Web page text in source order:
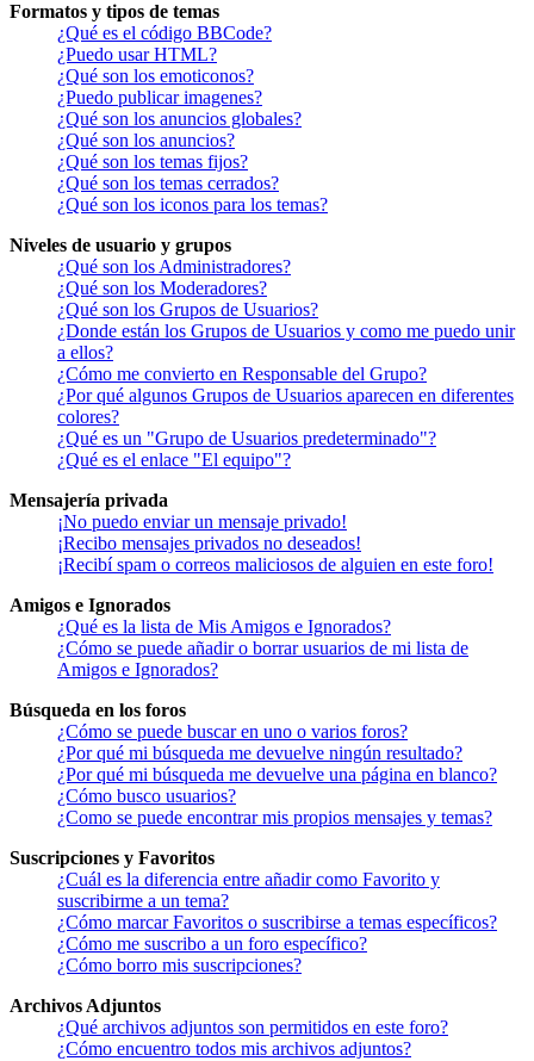
Formatos y tipos de temas
¿Qué es el código BBCode?
¿Puedo usar HTML?
¿Qué son los emoticonos?
¿Puedo publicar imagenes?
¿Qué son los anuncios globales?
¿Qué son los anuncios?
¿Qué son los temas fijos?
¿Qué son los temas cerrados?
¿Qué son los iconos para los temas?
Niveles de usuario y grupos
¿Qué son los Administradores?
¿Qué son los Moderadores?
¿Qué son los Grupos de Usuarios?
¿Donde están los Grupos de Usuarios y como me puedo unir
a ellos?
¿Cómo me convierto en Responsable del Grupo?
¿Por qué algunos Grupos de Usuarios aparecen en diferentes
colores?
¿Qué es un "Grupo de Usuarios predeterminado"?
¿Qué es el enlace "El equipo"?
Mensajería privada
¡No puedo enviar un mensaje privado!
¡Recibo mensajes privados no deseados!
¡Recibí spam o correos maliciosos de alguien en este foro!
Amigos e Ignorados
¿Qué es la lista de Mis Amigos e Ignorados?
¿Cómo se puede añadir o borrar usuarios de mi lista de
Amigos e Ignorados?
Búsqueda en los foros
¿Cómo se puede buscar en uno o varios foros?
¿Por qué mi búsqueda me devuelve ningún resultado?
¿Por qué mi búsqueda me devuelve una página en blanco?
¿Cómo busco usuarios?
¿Como se puede encontrar mis propios mensajes y temas?
Suscripciones y Favoritos
¿Cuál es la diferencia entre añadir como Favorito y
suscribirme a un tema?
¿Cómo marcar Favoritos o suscribirse a temas específicos?
¿Cómo me suscribo a un foro específico?
¿Cómo borro mis suscripciones?
Archivos Adjuntos
¿Qué archivos adjuntos son permitidos en este foro?
¿Cómo encuentro todos mis archivos adjuntos?